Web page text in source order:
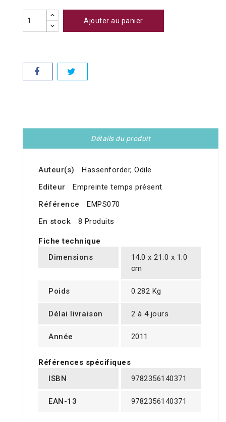
Ajouter au panier
Détails du produit
Auteur(s)
Hassenforder, Odile
Editeur
Empreinte temps présent
Référence
EMPS070
En stock
8 Produits
Fiche technique
Dimensions
14.0 x 21.0 x 1.0
cm
Poids 0.282 Kg
Délai livraison 2 à 4 jours
Année 2011
Références spécifiques
ISBN
9782356140371
EAN-13 9782356140371